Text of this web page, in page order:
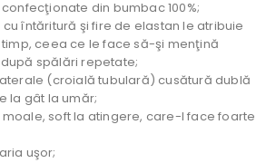
din bumbac 100%;
cu întăritură şi fire de elastan le atribuie
ceea ce le face să-şi menţină
spălări repetate;
(croială tubulară) cusătură dublă
la gât la umăr;
moale, soft la atingere, care-l face foarte
uşor;